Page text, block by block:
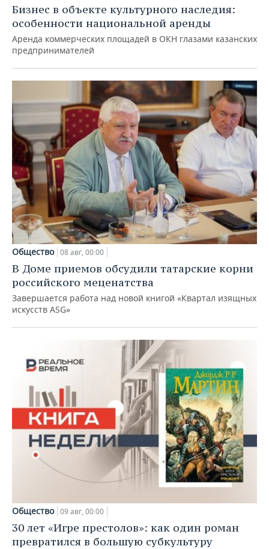
Бизнес в объекте культурного наследия:
особенности национальной аренды
Аренда коммерческих площадей в ОКН глазами казанских
предпринимателей
Общество 08 авг, 00:00
В Доме приемов обсудили татарские корни
российского меценатства
Завершается работа над новой книгой «Квартал изящных
искусств ASG»
Общество 09 авг, 00:00
30 лет «Игре престолов»: как один роман
превратился в большую субкультуру